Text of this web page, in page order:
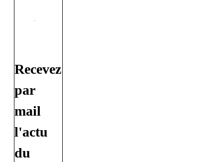
Recevez
par
mail
l'actu
du